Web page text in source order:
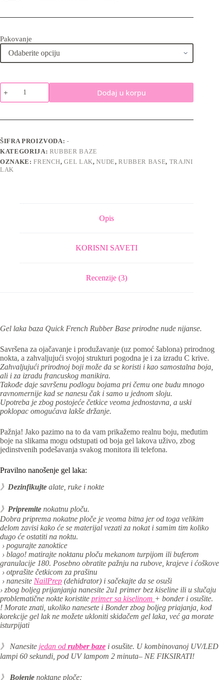
Pakovanje
QUICK
FRENCH
Rubber
-
lak
baza
količina
Dodaj u korpu
ŠIFRA PROIZVODA:-
KATEGORIJA: RUBBER BAZE
OZNAKE:FRENCH,GEL LAK,NUDE,RUBBER BASE, TRAJNI
LAK
Opis
KORISNI SAVETI
Recenzije (3)
Gel laka baza Quick French Rubber Base prirodne nude nijanse.
Savršena za ojačavanje i produžavanje (uz pomoć šablona) prirodnog
nokta, a zahvaljujući svojoj strukturi pogodna je i za izradu C krive.
Zahvaljujući prirodnoj boji može da se koristi i kao samostalna boja,
ali i za izradu francuskog manikira.
Takođe daje savršenu podlogu bojama pri čemu one budu mnogo
ravnomernije kad se nanesu čak i samo u jednom sloju.
Upotreba je zbog postojeće četkice veoma jednostavna, a uski
poklopac omogućava lakše držanje.
Pažnja! Jako pazimo na to da vam prikažemo realnu boju, međutim
boje na slikama mogu odstupati od boja gel lakova uživo, zbog
jedinstvenih podešavanja svakog monitora ili telefona.
Pravilno nanošenje gel laka:
》 Dezinfikujte alate, ruke i nokte
》 Pripremite nokatnu ploču.
Dobra priprema nokatne ploče je veoma bitna jer od toga velikim
delom zavisi kako će se materijal vezati za nokat i samim tim koliko
dugo će ostatiti na noktu.
› pogurajte zanoktice
› blago! matirajte noktanu ploču mekanom turpijom ili buferom
granulacije 180. Posebno obratite pažnju na rubove, krajeve i ćoškove
› otprašite četkicom za prašinu
› nanesite NailPrep (dehidrator) i sačekajte da se osuši
› zbog boljeg prijanjanja nanesite 2u1 primer bez kiseline ili u slučaju
problematične nokte koristite primer sa kiselinom + bonder i osušite.
! Morate znati, ukoliko nanesete i Bonder zbog boljeg priajanja, kod
korekcije gel lak ne možete ukloniti skidačem gel laka, već ga morate
isturpijati
》 Nanesite jedan od rubber baze i osušite. U kombinovanoj UV/LED
lampi 60 sekundi, pod UV lampom 2 minuta– NE FIKSIRATI!
》 Bojenje noktane ploče: